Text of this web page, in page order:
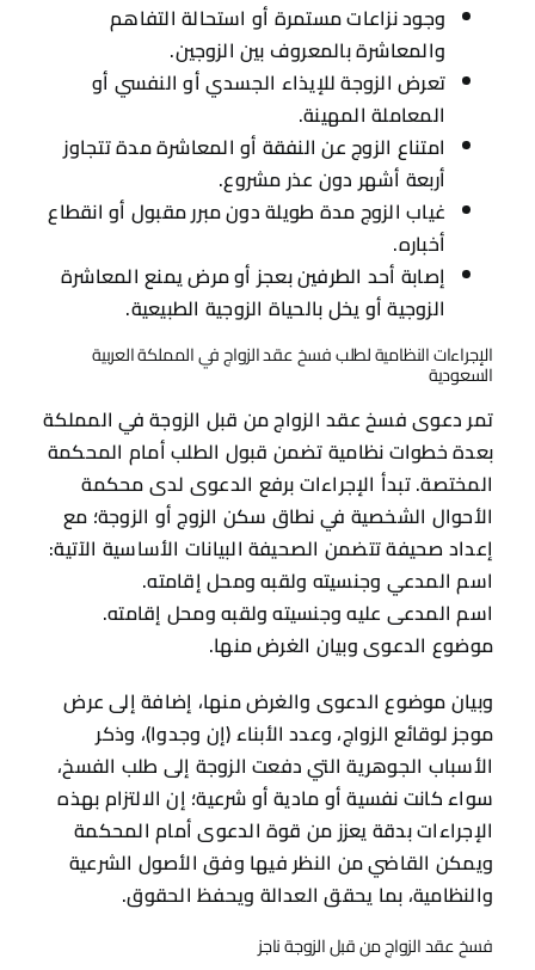
وجود نزاعات مستمرة أو استحالة التفاهم
والمعاشرة بالمعروف بين الزوجين.
تعرض الزوجة للإيذاء الجسدي أو النفسي أو
المعاملة المهينة.
امتناع الزوج عن النفقة أو المعاشرة مدة تتجاوز
أربعة أشهر دون عذر مشروع.
غياب الزوج مدة طويلة دون مبرر مقبول أو انقطاع
أخباره.
إصابة أحد الطرفين بعجز أو مرض يمنع المعاشرة
الزوجية أو يخل بالحياة الزوجية الطبيعية.
الإجراءات النظامية لطلب فسخ عقد الزواج في المملكة العربية
السعودية
تمر دعوى فسخ عقد الزواج من قبل الزوجة في المملكة
بعدة خطوات نظامية تضمن قبول الطلب أمام المحكمة
المختصة. تبدأ الإجراءات برفع الدعوى لدى محكمة
الأحوال الشخصية في نطاق سكن الزوج أو الزوجة؛ مع
إعداد صحيفة تتضمن الصحيفة البيانات الأساسية الآتية:
اسم المدعي وجنسيته ولقبه ومحل إقامته.
اسم المدعى عليه وجنسيته ولقبه ومحل إقامته.
موضوع الدعوى وبيان الغرض منها.
وبيان موضوع الدعوى والغرض منها، إضافة إلى عرض
موجز لوقائع الزواج، وعدد الأبناء (إن وجدوا)، وذكر
الأسباب الجوهرية التي دفعت الزوجة إلى طلب الفسخ،
سواء كانت نفسية أو مادية أو شرعية؛ إن الالتزام بهذه
الإجراءات بدقة يعزز من قوة الدعوى أمام المحكمة
ويمكن القاضي من النظر فيها وفق الأصول الشرعية
والنظامية، بما يحقق العدالة ويحفظ الحقوق.
فسخ عقد الزواج من قبل الزوجة ناجز